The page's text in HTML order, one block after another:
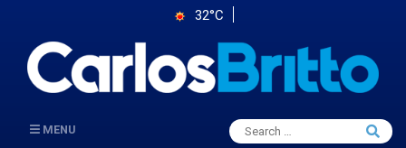
32°C
MENU
Search
for:
Search